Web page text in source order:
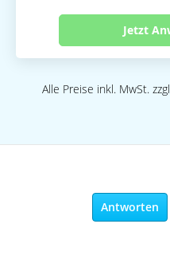
Jetzt
Alle Preise inkl. MwSt.
Antworten